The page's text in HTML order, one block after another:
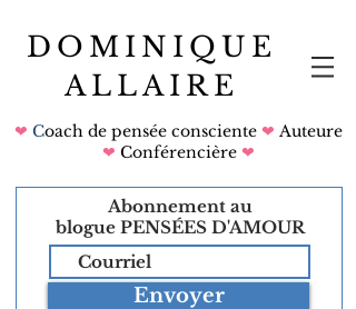
DOMINIQUE
ALLAIRE
❤ Coach de pensée consciente ❤ Auteure
❤ Conférencière ❤
Abonnement au
blogue PENSÉES D'AMOUR
Envoyer